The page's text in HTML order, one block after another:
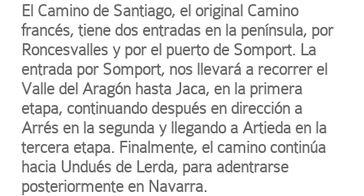
El Camino de Santiago, el original Camino
francés, tiene dos entradas en la península, por
Roncesvalles y por el puerto de Somport. La
entrada por Somport, nos llevará a recorrer el
Valle del Aragón hasta Jaca, en la primera
etapa, continuando después en dirección a
Arrés en la segunda y llegando a Artieda en la
tercera etapa. Finalmente, el camino continúa
hacia Undués de Lerda, para adentrarse
posteriormente en Navarra.